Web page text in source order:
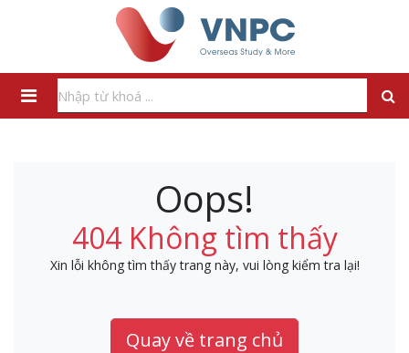
Oops!
404 Không tìm thấy
Xin lỗi không tìm thấy trang này, vui lòng kiểm tra lại!
Quay về trang chủ